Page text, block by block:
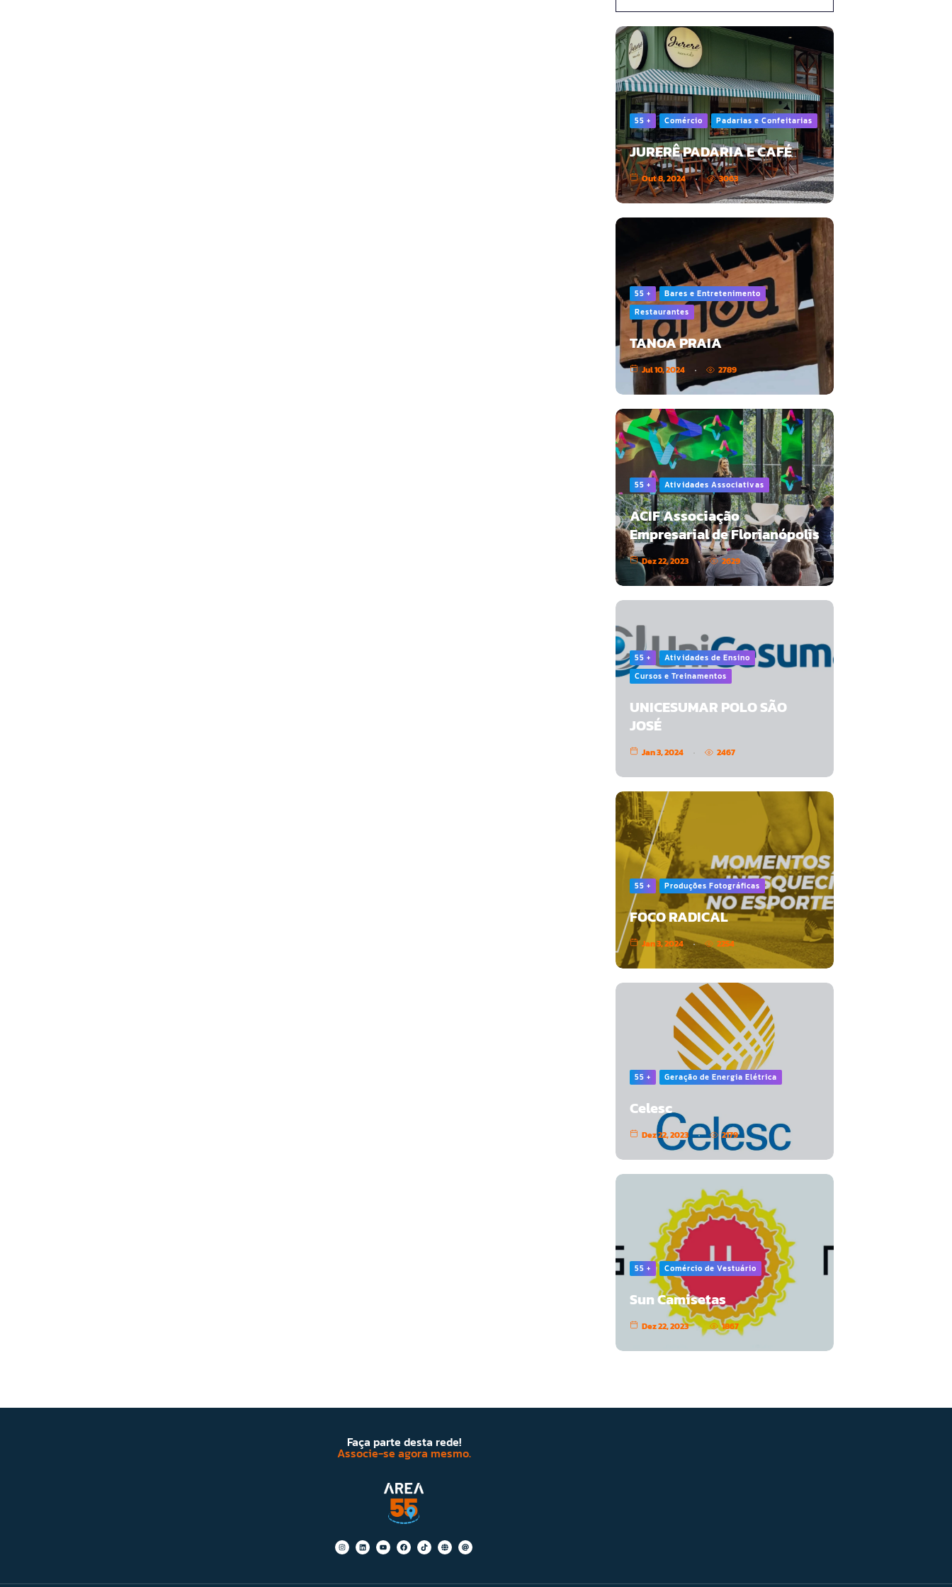
55 + Comércio Padarias e Confeitarias
JURERÊ PADARIA E CAFÉ
Out 8, 2024 3063
55 +
Bares e Entretenimento
Restaurantes
TANOA PRAIA
Jul 10, 2024 2789
55 + Atividades Associativas
ACIF Associação
Empresarial de Florianópolis
Dez 22, 2023 2629
55 +
Atividades de Ensino
Cursos e Treinamentos
UNICESUMAR POLO SÃO
JOSÉ
Jan 3, 2024 2467
55 + Produções Fotográficas
FOCO RADICAL
Jan 3, 2024 2254
55 + Geração de Energia Elétrica
Celesc
Dez 22, 2023 2179
55 + Comércio de Vestuário
Sun Camisetas
Dez 22, 2023 1867
Faça parte desta rede!
Associe-se agora mesmo.